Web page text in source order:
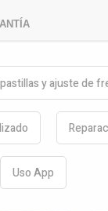
y ajuste de
Uso App